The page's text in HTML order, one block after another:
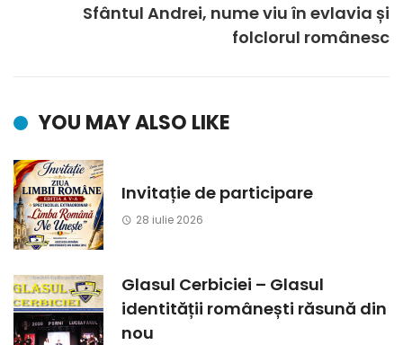
Sfântul Andrei, nume viu în evlavia și
folclorul românesc
YOU MAY ALSO LIKE
Invitație de participare
28 iulie 2026
Glasul Cerbiciei – Glasul
identității românești răsună din
nou